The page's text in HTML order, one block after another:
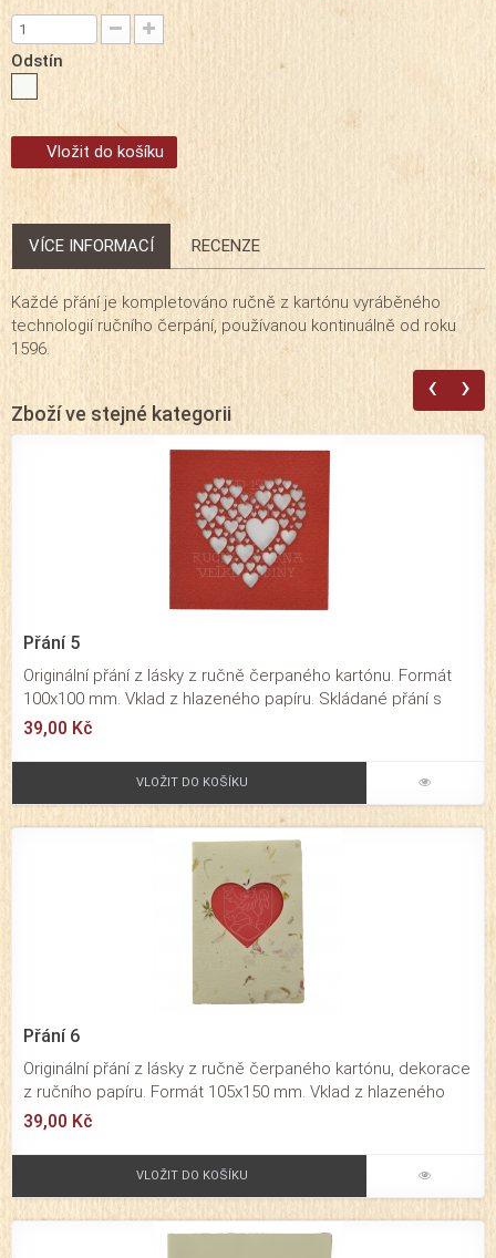
Odstín
Vložit do košíku
VÍCE INFORMACÍ RECENZE
Každé přání je kompletováno ručně z kartónu vyráběného
technologií ručního čerpání, používanou kontinuálně od roku
1596.
Zboží ve stejné kategorii
‹ ›
Přání 5
Originální přání z lásky z ručně čerpaného kartónu. Formát
100x100 mm. Vklad z hlazeného papíru. Skládané přání s
vypáleným motivem srdce určené pro významné osobní a
je společně s obálkou v průhledné celofánové fólii.
39,00 Kč
VLOŽIT DO KOŠÍKU
Přání 6
Originální přání z lásky z ručně čerpaného kartónu, dekorace
z ručního papíru. Formát 105x150 mm. Vklad z hlazeného
papíru v červené barvě. Barva přání dekorační s květy.
rodinné příležitosti. Působí velmi originálním dojmem. Baleno
je společně s obálkou v průhledné celofánové fólii.
39,00 Kč
VLOŽIT DO KOŠÍKU